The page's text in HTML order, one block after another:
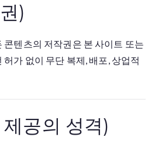
)
콘텐츠의 저작권은 본 사이트 또는
가 없이 무단 복제, 배포, 상업적
공의 성격)